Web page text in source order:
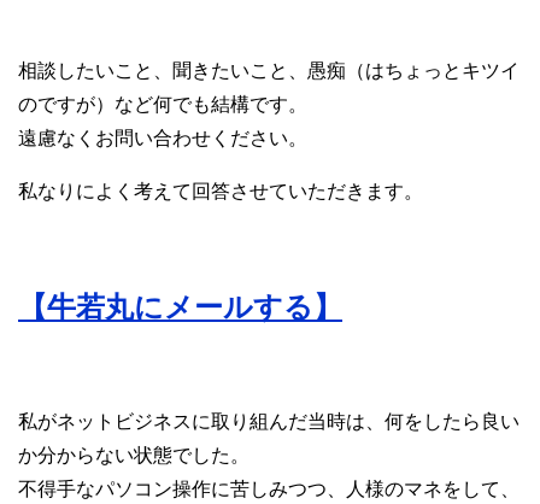
相談したいこと、聞きたいこと、愚痴（はちょっとキツイ
のですが）など何でも結構です。
遠慮なくお問い合わせください。
私なりによく考えて回答させていただきます。
【牛若丸にメールする】
私がネットビジネスに取り組んだ当時は、何をしたら良い
か分からない状態でした。
不得手なパソコン操作に苦しみつつ、人様のマネをして、